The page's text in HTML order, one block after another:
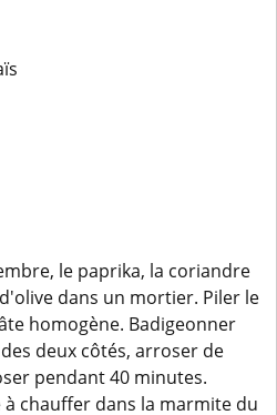
le paprika, la coriandre
dans un mortier. Piler le
homogène. Badigeonner
deux côtés, arroser de
pendant 40 minutes.
chauffer dans la marmite du